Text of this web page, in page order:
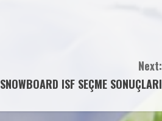
Next:
SNOWBOARD ISF SEÇME SONUÇLARI